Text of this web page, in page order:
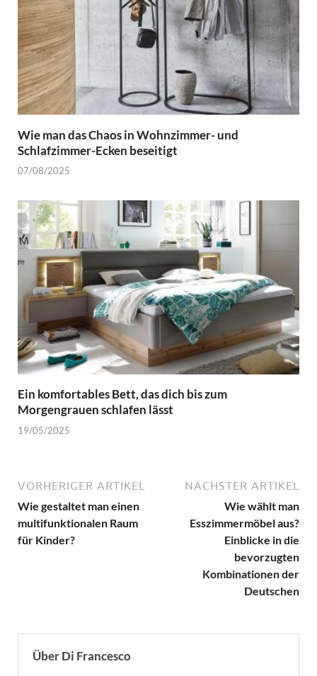
Wie man das Chaos in Wohnzimmer- und
Schlafzimmer-Ecken beseitigt
07/08/2025
Ein komfortables Bett, das dich bis zum
Morgengrauen schlafen lässt
19/05/2025
VORHERIGER ARTIKEL
Wie gestaltet man einen
multifunktionalen Raum
für Kinder?
NÄCHSTER ARTIKEL
Wie wählt man
Esszimmermöbel aus?
Einblicke in die
bevorzugten
Kombinationen der
Deutschen
Über Di Francesco